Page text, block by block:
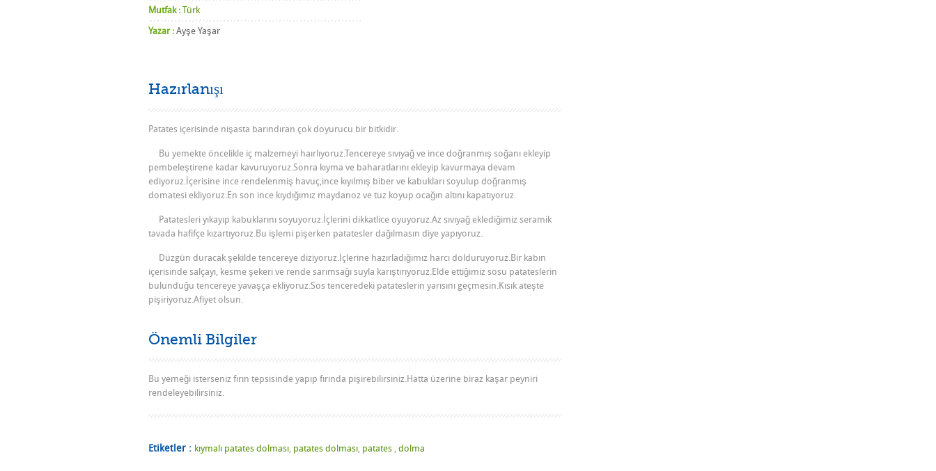
Mutfak : Türk
Yazar : Ayşe Yaşar
Hazırlanışı
Patates içerisinde nişasta barındıran çok doyurucu bir bitkidir.
Bu yemekte öncelikle iç malzemeyi haırlıyoruz.Tencereye sıvıyağ ve ince doğranmış soğanı ekleyip
pembeleştirene kadar kavuruyoruz.Sonra kıyma ve baharatlarını ekleyip kavurmaya devam
ediyoruz.İçerisine ince rendelenmiş havuç,ince kıyılmış biber ve kabukları soyulup doğranmış
domatesi ekliyoruz.En son ince kıydığımız maydanoz ve tuz koyup ocağın altını kapatıyoruz.
Patatesleri yıkayıp kabuklarını soyuyoruz.İçlerini dikkatlice oyuyoruz.Az sıvıyağ eklediğimiz seramik
tavada hafifçe kızartıyoruz.Bu işlemi pişerken patatesler dağılmasın diye yapıyoruz.
Düzgün duracak şekilde tencereye diziyoruz.İçlerine hazırladığımız harcı dolduruyoruz.Bir kabın
içerisinde salçayı, kesme şekeri ve rende sarımsağı suyla karıştırıyoruz.Elde ettiğimiz sosu patateslerin
bulunduğu tencereye yavaşça ekliyoruz.Sos tenceredeki patateslerin yarısını geçmesin.Kısık ateşte
pişiriyoruz.Afiyet olsun.
Önemli Bilgiler
Bu yemeği isterseniz fırın tepsisinde yapıp fırında pişirebilirsiniz.Hatta üzerine biraz kaşar peyniri
rendeleyebilirsiniz.
Etiketler : kıymalı patates dolması, patates dolması, patates , dolma